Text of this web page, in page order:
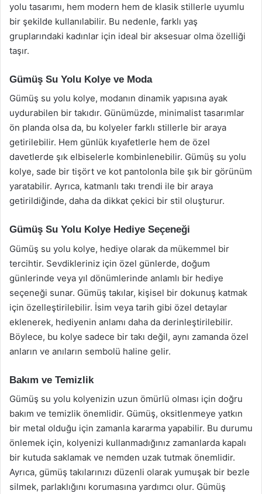
yolu tasarımı, hem modern hem de klasik stillerle uyumlu
bir şekilde kullanılabilir. Bu nedenle, farklı yaş
gruplarındaki kadınlar için ideal bir aksesuar olma özelliği
taşır.
Gümüş Su Yolu Kolye ve Moda
Gümüş su yolu kolye, modanın dinamik yapısına ayak
uydurabilen bir takıdır. Günümüzde, minimalist tasarımlar
ön planda olsa da, bu kolyeler farklı stillerle bir araya
getirilebilir. Hem günlük kıyafetlerle hem de özel
davetlerde şık elbiselerle kombinlenebilir. Gümüş su yolu
kolye, sade bir tişört ve kot pantolonla bile şık bir görünüm
yaratabilir. Ayrıca, katmanlı takı trendi ile bir araya
getirildiğinde, daha da dikkat çekici bir stil oluşturur.
Gümüş Su Yolu Kolye Hediye Seçeneği
Gümüş su yolu kolye, hediye olarak da mükemmel bir
tercihtir. Sevdikleriniz için özel günlerde, doğum
günlerinde veya yıl dönümlerinde anlamlı bir hediye
seçeneği sunar. Gümüş takılar, kişisel bir dokunuş katmak
için özelleştirilebilir. İsim veya tarih gibi özel detaylar
eklenerek, hediyenin anlamı daha da derinleştirilebilir.
Böylece, bu kolye sadece bir takı değil, aynı zamanda özel
anların ve anıların sembolü haline gelir.
Bakım ve Temizlik
Gümüş su yolu kolyenizin uzun ömürlü olması için doğru
bakım ve temizlik önemlidir. Gümüş, oksitlenmeye yatkın
bir metal olduğu için zamanla kararma yapabilir. Bu durumu
önlemek için, kolyenizi kullanmadığınız zamanlarda kapalı
bir kutuda saklamak ve nemden uzak tutmak önemlidir.
Ayrıca, gümüş takılarınızı düzenli olarak yumuşak bir bezle
silmek, parlaklığını korumasına yardımcı olur. Gümüş